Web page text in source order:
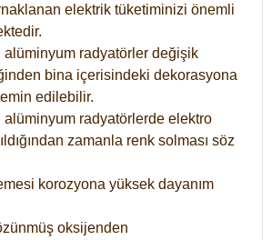
elektrik tüketiminizi önemli
alüminyum radyatörler değişik
bina içerisindeki dekorasyona
edilebilir.
alüminyum radyatörlerde elektro
zamanla renk solması söz
korozyona yüksek dayanım
oksijenden